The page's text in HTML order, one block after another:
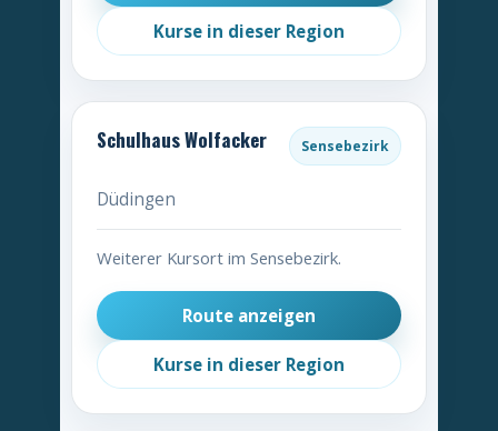
Kurse in dieser Region
Schulhaus Wolfacker Sensebezirk
Düdingen
Weiterer Kursort im Sensebezirk.
Route anzeigen
Kurse in dieser Region